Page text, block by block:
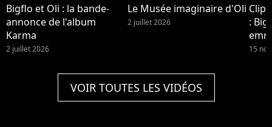
Bigflo et Oli : la bande-
annonce de l'album
Karma
2 juillet 2026
Le Musée imaginaire d'Oli
2 juillet 2026
Clip
:
15
VOIR TOUTES LES VIDÉOS